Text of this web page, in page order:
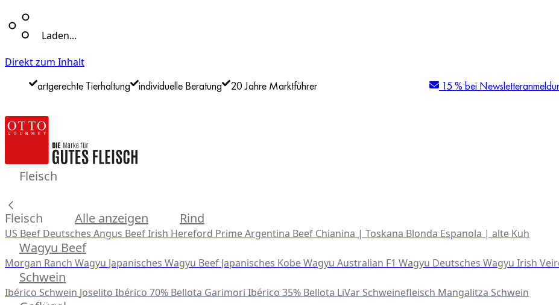
Laden...
Direkt zum Inhalt
artgerechte Tierhaltung individuelle Beratung 20 Jahre Marktführer 15 % bei
Fleisch
Fleisch Alle anzeigen Rind
US Beef Deutsches Angus BeefIrish Hereford PrimeArgentina Beef Chianina | Toskana Blonda Espanola | alte Kuh
Wagyu Beef
Morgan Ranch Wagyu Japanisches Wagyu Beef Japanisches Kobe Wagyu Australian F1 Wagyu Deutsches Wagyu Irish
Schwein
Ibérico Schwein Joselito Ibérico 70% Bellota Garimori Ibérico 35% Bellota LiVar Schweinefleisch Mangalitza Schwein